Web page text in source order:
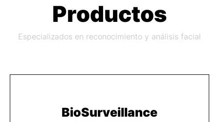
Productos
Especializados en reconocimiento y análisis facial
BioSurveillance